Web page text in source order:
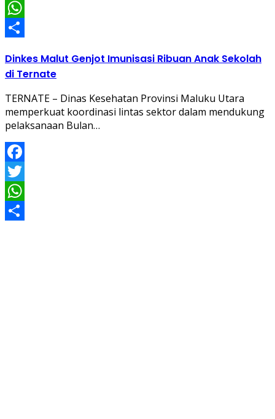
Twitter
WhatsApp
Dinkes Malut Genjot Imunisasi Ribuan Anak Sekolah
di Ternate
TERNATE – Dinas Kesehatan Provinsi Maluku Utara
memperkuat koordinasi lintas sektor dalam mendukung
pelaksanaan Bulan…
Facebook
Twitter
WhatsApp